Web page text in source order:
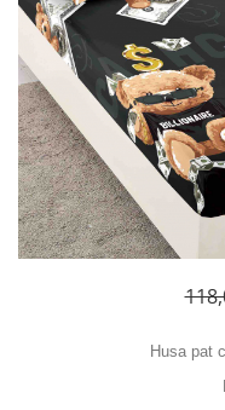
Cearceaf Normal
Lenjerii Pat Imprimeu
Cearceaf cu Elastic pat 1
Cearceaf cu Elastic pat 2
Lenjerii Pat Inimi
Lenjerii Pat, Bumbac-
Premium, 1 Persoana
Lenjerii Pat, Bumbac-Finet
Premium, 2 Persoane
Husa pat